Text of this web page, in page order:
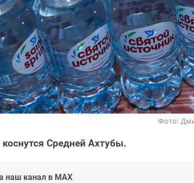
Фото:
Средней Ахтубы.
наш канал в MAX